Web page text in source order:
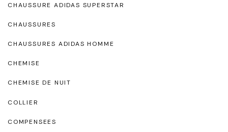
CHAUSSURE ADIDAS SUPERSTAR
CHAUSSURES
CHAUSSURES ADIDAS HOMME
CHEMISE
CHEMISE DE NUIT
COLLIER
COMPENSEES